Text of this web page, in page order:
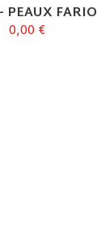
PEAUX FARIO
0,00 €